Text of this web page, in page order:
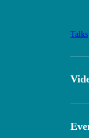
Talks